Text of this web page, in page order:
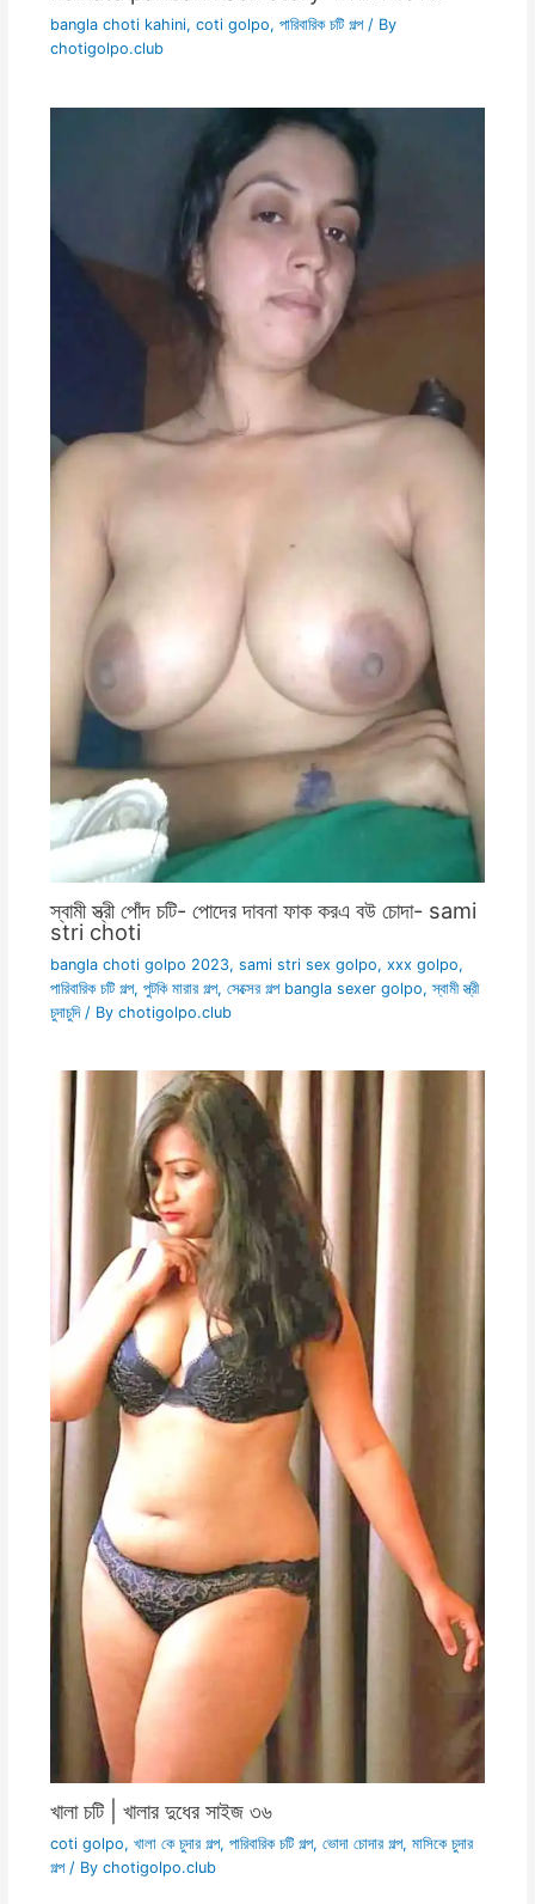
bangla choti kahini, coti golpo, পারিবারিক চটি গল্প/ By
chotigolpo.club
স্বামী স্ত্রী পোঁদ চটি- পোদের দাবনা ফাক করএ বউ চোদা- sami
stri choti
bangla choti golpo 2023, sami stri sex golpo, xxx golpo,
পারিবারিক চটি গল্প, পুটকি মারার গল্প, সেক্সের গল্প bangla sexer golpo,স্বামী স্ত্রী
চুদাচুদি/ By chotigolpo.club
খালা চটি | খালার দুধের সাইজ ৩৬
coti golpo, খালা কে চুদার গল্প, পারিবারিক চটি গল্প, ভোদা চোদার গল্প, মাসিকে চুদার
গল্প/ By chotigolpo.club